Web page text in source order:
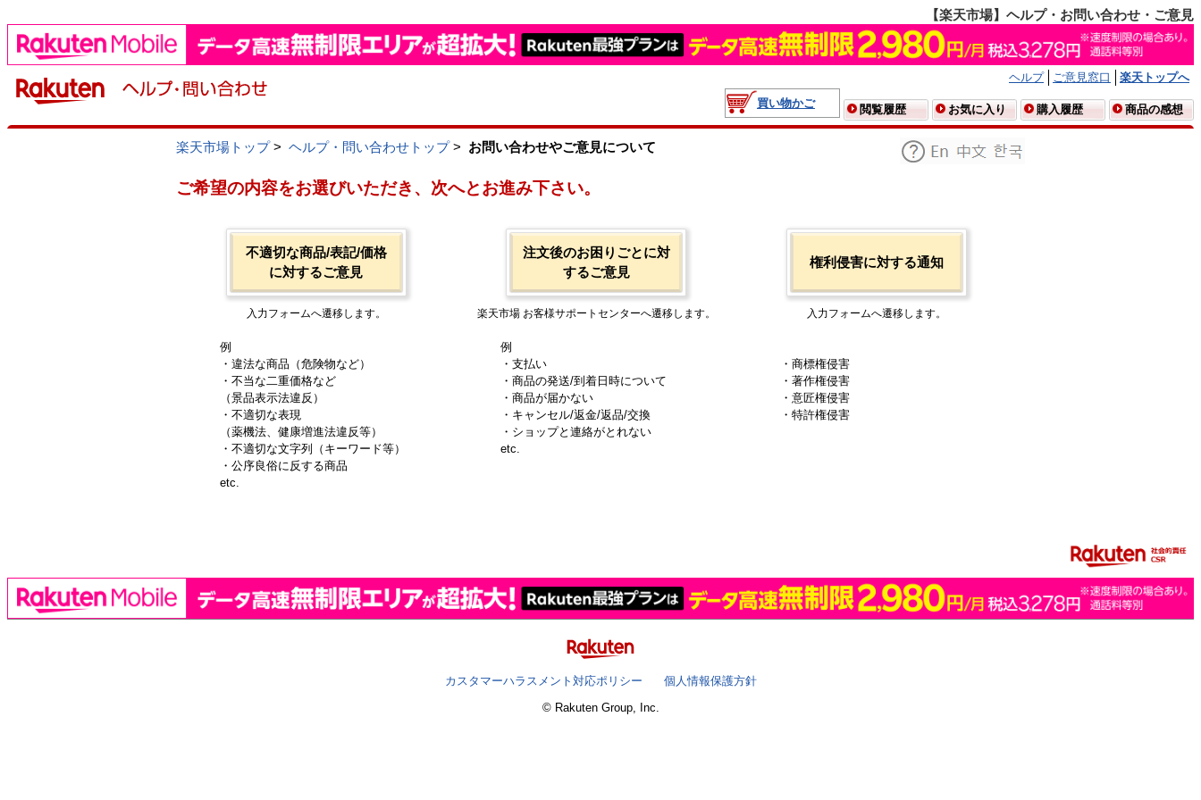
【楽天市場】ヘルプ・お問い合わせ・ご意見
ヘルプ ご意見窓口
楽天トップへ
買い物かご
閲覧履歴 お気に入り 購入履歴 商品の感想
楽天市場トップ> ヘルプ・問い合わせトップ> お問い合わせやご意見について
ご希望の内容をお選びいただき、次へとお進み下さい。
不適切な商品/表記/価格
に対するご意見
入力フォームへ遷移します。
例
・違法な商品（危険物など）
・不当な二重価格など
（景品表示法違反）
・不適切な表現
（薬機法、健康増進法違反等）
・不適切な文字列（キーワード等）
・公序良俗に反する商品
etc.
注文後のお困りごとに対
するご意見
楽天市場 お客様サポートセンターへ遷移します。
例
・支払い
・商品の発送/到着日時について
・商品が届かない
・キャンセル/返金/返品/交換
・ショップと連絡がとれない
etc.
権利侵害に対する通知
入力フォームへ遷移します。
・商標権侵害
・著作権侵害
・意匠権侵害
・特許権侵害
カスタマーハラスメント対応ポリシー
個人情報保護方針
© Rakuten Group, Inc.